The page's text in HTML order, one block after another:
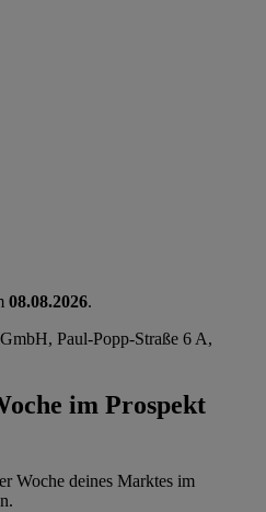
08.08.2026.
Paul-Popp-Straße 6 A,
im Prospekt
Woche deines Marktes im